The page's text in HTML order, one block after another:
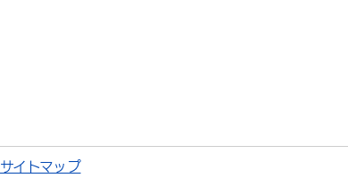
サイトマップ